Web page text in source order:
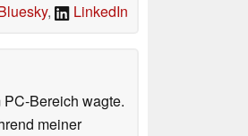
, LinkedIn
Bereich wagte.
meiner